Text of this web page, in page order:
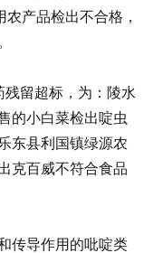
产品检出不合格，
留超标，为：陵水
的小白菜检出啶虫
东县利国镇绿源农
克百威不符合食品
导作用的吡啶类